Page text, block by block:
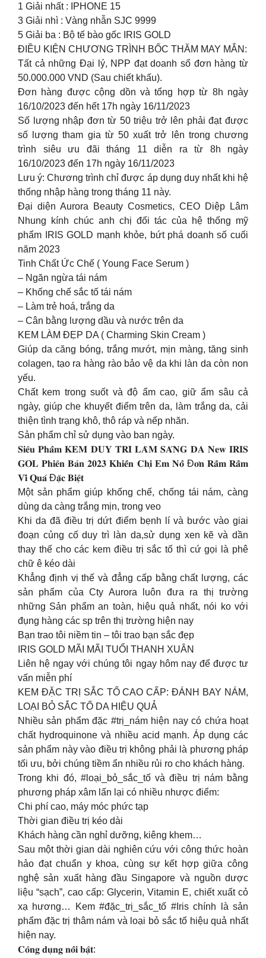
1 Giải nhất : IPHONE 15
3 Giải nhì : Vàng nhẫn SJC 9999
5 Giải ba : Bộ tế bào gốc IRIS GOLD
ĐIỀU KIỆN CHƯƠNG TRÌNH BỐC THĂM MAY MẮN:
Tất cả những Đại lý, NPP đạt doanh số đơn hàng từ
50.000.000 VND (Sau chiết khấu).
Đơn hàng được cộng dồn và tổng hợp từ 8h ngày
16/10/2023 đến hết 17h ngày 16/11/2023
Số lượng nhập đơn từ 50 triệu trở lên phải đạt được
số lượng tham gia từ 50 xuất trở lên trong chương
trình siêu ưu đãi tháng 11 diễn ra từ 8h ngày
16/10/2023 đến 17h ngày 16/11/2023
Lưu ý: Chương trình chỉ được áp dụng duy nhất khi hệ
thống nhập hàng trong tháng 11 này.
Đại diện Aurora Beauty Cosmetics, CEO Diệp Lâm
Nhung kính chúc anh chị đối tác của hệ thống mỹ
phẩm IRIS GOLD mạnh khỏe, bứt phá doanh số cuối
năm 2023
Tinh Chất Ức Chế ( Young Face Serum )
– Ngăn ngừa tái nám
– Khống chế sắc tố tái nám
– Làm trẻ hoá, trắng da
– Cân bằng lượng dầu và nước trên da
KEM LÀM ĐẸP DA ( Charming Skin Cream )
Giúp da căng bóng, trắng mướt, mịn màng, tăng sinh
colagen, tạo ra hàng rào bảo vệ da khi làn da còn non
yếu.
Chất kem trong suốt và độ ẩm cao, giữ ẩm sâu cả
ngày, giúp che khuyết điểm trên da, làm trắng da, cải
thiện tình trạng khô, thô ráp và nếp nhăn.
Sản phẩm chỉ sử dụng vào ban ngày.
𝐒𝐢𝐞̂𝐮 𝐏𝐡𝐚̂̉𝐦 𝐊𝐄𝐌 𝐃𝐔𝐘 𝐓𝐑𝐈̀ 𝐋𝐀̀𝐌 𝐒𝐀́𝐍𝐆 𝐃𝐀 𝐍𝐞𝐰 𝐈𝐑𝐈𝐒
𝐆𝐎𝐋 𝐏𝐡𝐢𝐞̂𝐧 𝐁𝐚̉𝐧 𝟐𝟎𝟐𝟑 𝐊𝐡𝐢𝐞̂́𝐧 𝐂𝐡𝐢̣ 𝐄𝐦 𝐍𝐨̂̉ Đ𝐨̛𝐧 𝐑𝐚̂̀𝐦 𝐑𝐚̂̀𝐦
𝐕𝐢̀ 𝐐𝐮𝐚́ Đ𝐚̣̆𝐜 𝐁𝐢𝐞̣̂𝐭
Một sản phẩm giúp khống chế, chống tái nám, càng
dùng da càng trắng mịn, trong veo
Khi da đã điều trị dứt điểm bẹnh lí và bước vào giai
đoạn củng cố duy trì làn da,sử dụng xen kẽ và dần
thay thế cho các kem điều trị sắc tố thì cứ gọi là phê
chữ ê kéo dài
Khẳng định vị thế và đẳng cấp bằng chất lượng, các
sản phẩm của Cty Aurora luôn đưa ra thị trường
những Sản phẩm an toàn, hiệu quả nhất, nói ko với
đụng hàng các sp trên thị trường hiện nay
Bạn trao tôi niềm tin – tôi trao bạn sắc đẹp
IRIS GOLD MÃI MÃI TUỔI THANH XUÂN
Liên hệ ngay với chúng tôi ngay hôm nay để được tư
vấn miễn phí
KEM ĐẶC TRỊ SẮC TỐ CAO CẤP: ĐÁNH BAY NÁM,
LOẠI BỎ SẮC TỐ DA HIỆU QUẢ
Nhiều sản phẩm đặc #trị_nám hiện nay có chứa hoạt
chất hydroquinone và nhiều acid mạnh. Áp dụng các
sản phẩm này vào điều trị không phải là phương pháp
tối ưu, bởi chúng tiềm ẩn nhiều rủi ro cho khách hàng.
Trong khi đó, #loại_bỏ_sắc_tố và điều trị nám bằng
phương pháp xâm lấn lại có nhiều nhược điểm:
Chi phí cao, máy móc phức tạp
Thời gian điều trị kéo dài
Khách hàng cần nghỉ dưỡng, kiêng khem…
️Sau một thời gian dài nghiên cứu với công thức hoàn
hảo đạt chuẩn y khoa, cùng sự kết hợp giữa công
nghệ sản xuất hàng đầu Singapore và nguồn dược
liệu “sạch”, cao cấp: Glycerin, Vitamin E, chiết xuất cỏ
xạ hương… Kem #đặc_trị_sắc_tố #Iris chính là sản
phẩm đặc trị thâm nám và loại bỏ sắc tố hiệu quả nhất
hiện nay.
𝐂𝐨̂𝐧𝐠 𝐝𝐮̣𝐧𝐠 𝐧𝐨̂̉𝐢 𝐛𝐚̣̂𝐭: